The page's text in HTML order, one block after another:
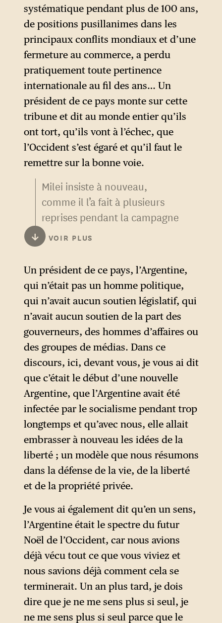
systématique pendant plus de 100 ans,
de positions pusillanimes dans les
principaux conflits mondiaux et d’une
fermeture au commerce, a perdu
pratiquement toute pertinence
internationale au fil des ans… Un
président de ce pays monte sur cette
tribune et dit au monde entier qu’ils
ont tort, qu’ils vont à l’échec, que
l’Occident s’est égaré et qu’il faut le
remettre sur la bonne voie.
Milei insiste à nouveau,
comme il l’a fait à plusieurs
reprises pendant la campagne
électorale, sur le fait que le
déclin de l’Argentine a
commencé il y a cent ans,
précisément lorsque la pleine
démocratie venait d’être
inaugurée grâce à la loi Sáenz
Peña, qui garantissait le vote
« universel, secret et
obligatoire ». Il ne se plaint
plus de l’échec des « 70 ans de
péronisme », comme a pu le
répéter le gouvernement de
Mauricio Macri. Milei fait
remonter l’échec de
l’Argentine à plus loin : le pays
aurait commencé à aller mal
lorsque les droits civiques ont
été étendus et que l’élection
des représentants publics a
cessé d’être un privilège des
élites… — paradoxes
libertariens.
↓ VOIR PLUS
Un président de ce pays, l’Argentine,
qui n’était pas un homme politique,
qui n’avait aucun soutien législatif, qui
n’avait aucun soutien de la part des
gouverneurs, des hommes d’affaires ou
des groupes de médias. Dans ce
discours, ici, devant vous, je vous ai dit
que c’était le début d’une nouvelle
Argentine, que l’Argentine avait été
infectée par le socialisme pendant trop
longtemps et qu’avec nous, elle allait
embrasser à nouveau les idées de la
liberté ; un modèle que nous résumons
dans la défense de la vie, de la liberté
et de la propriété privée.
Je vous ai également dit qu’en un sens,
l’Argentine était le spectre du futur
Noël de l’Occident, car nous avions
déjà vécu tout ce que vous viviez et
nous savions déjà comment cela se
terminerait. Un an plus tard, je dois
dire que je ne me sens plus si seul, je
ne me sens plus si seul parce que le